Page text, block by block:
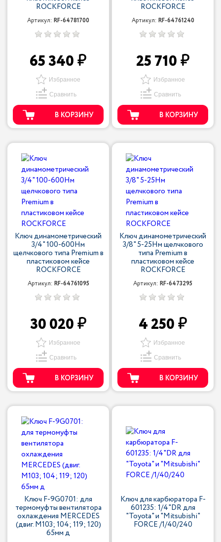
ROCKFORCE
Артикул: RF-64781700
65 340
Избранное
Сравнить
В КОРЗИНУ
ROCKFORCE
Артикул: RF-64761240
25 710
Избранное
Сравнить
В КОРЗИНУ
Ключ динамометрический
3/4" 100-600Нм
щелчкового типа Premium в
пластиковом кейсе
ROCKFORCE
Артикул: RF-64761095
30 020
Избранное
Сравнить
В КОРЗИНУ
Ключ динамометрический
3/8" 5-25Нм щелчкового
типа Premium в
пластиковом кейсе
ROCKFORCE
Артикул: RF-6473295
4 250
Избранное
Сравнить
В КОРЗИНУ
Ключ F-9G0701: для
термомуфты вентилятора
охлаждения MERCEDES
(двиг. M103; 104; 119; 120)
65мм д
Ключ для карбюратора F-
601235: 1/4"DR для
"Toyota" и "Mitsubishi"
FORCE /1/40/240